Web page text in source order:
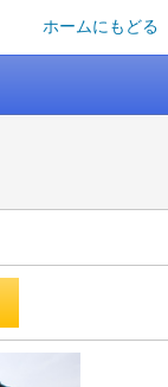
ホームにもどる